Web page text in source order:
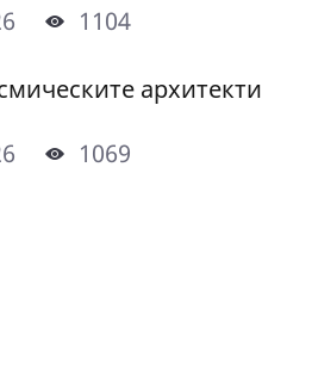
1104
архитекти
1069